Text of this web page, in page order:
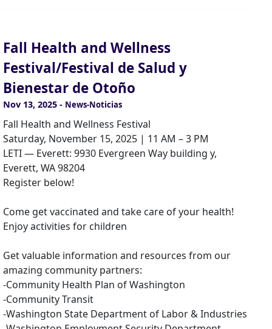
Fall Health and Wellness
Festival/Festival de Salud y
Bienestar de Otoño
Nov 13, 2025 - News-Noticias
Fall Health and Wellness Festival
Saturday, November 15, 2025 | 11 AM – 3 PM
LETI — Everett: 9930 Evergreen Way building y,
Everett, WA 98204
Register below!
Come get vaccinated and take care of your health!
Enjoy activities for children
Get valuable information and resources from our
amazing community partners:
-Community Health Plan of Washington
-Community Transit
-Washington State Department of Labor & Industries